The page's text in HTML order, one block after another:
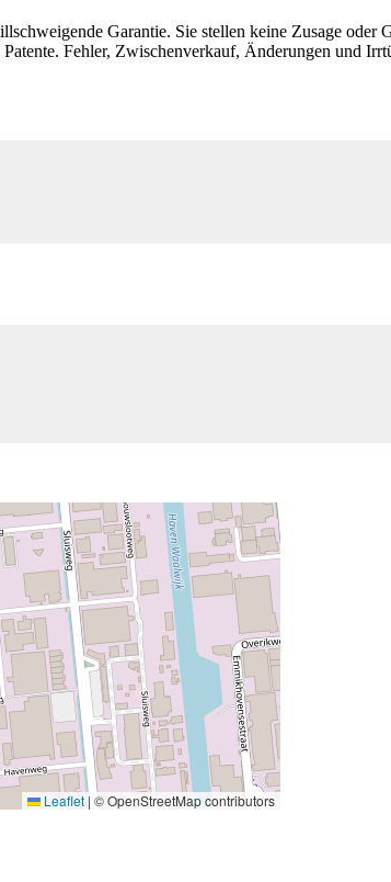
Garantie. Sie stellen keine Zusage
Fehler, Zwischenverkauf, Änderungen und
Leaflet | © OpenStreetMap contributors